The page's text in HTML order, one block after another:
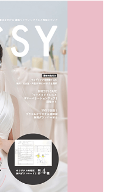
応募方法・注意点 「どこが
特典は？」といった疑問も
で候補を絞れる「ウェディ
験型 […]
続きを読む